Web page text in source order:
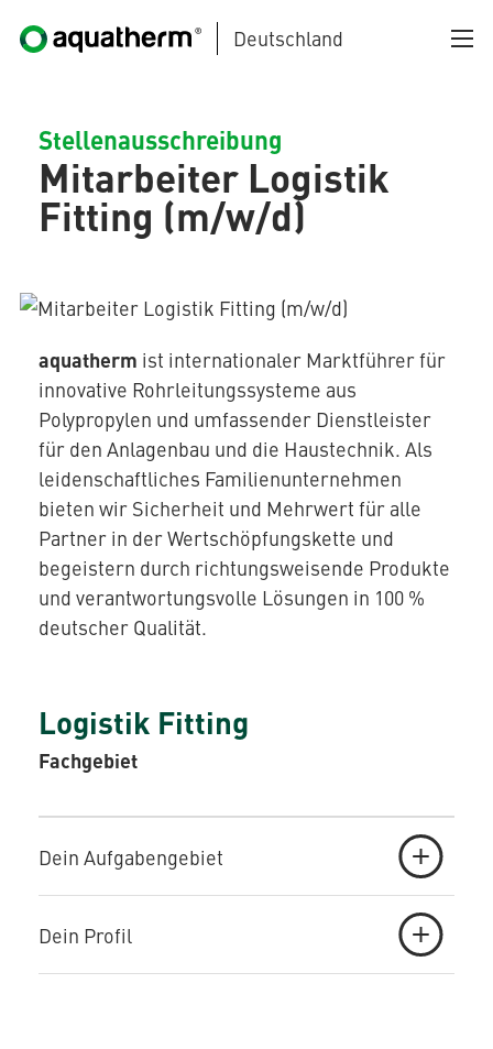
Deutschland
AQUATHERM BLACK
AQUATHERM BLUE
AQUATHERM GREEN
AQUATHERM RED
finden
Blog
Content
Hub
Karriere
Downloads
Stellenausschreibung
Mitarbeiter Logistik
Fitting (m/w/d)
aquatherm ist internationaler Marktführer für
innovative Rohrleitungssysteme aus
Polypropylen und umfassender Dienstleister
für den Anlagenbau und die Haustechnik. Als
leidenschaftliches Familienunternehmen
bieten wir Sicherheit und Mehrwert für alle
Partner in der Wertschöpfungskette und
begeistern durch richtungsweisende Produkte
und verantwortungsvolle Lösungen in 100 %
deutscher Qualität.
Logistik Fitting
Fachgebiet
Dein Aufgabengebiet
Dein Profil